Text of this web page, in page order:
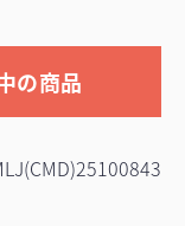
の商品